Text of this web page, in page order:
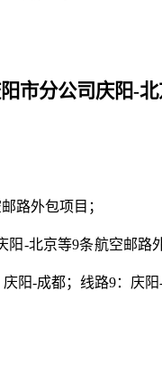
市分公司庆阳-
路外包项目；
阳-北京等9条航空邮路
庆阳-成都；线路9：庆阳